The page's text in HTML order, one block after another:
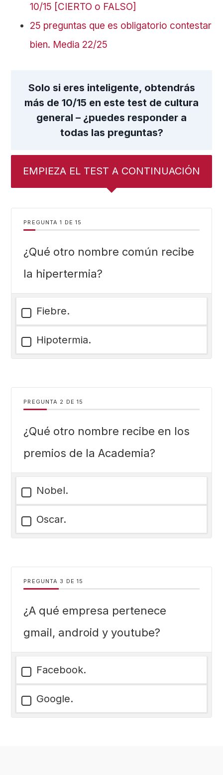
10/15 [CIERTO o FALSO]
25 preguntas que es obligatorio contestar
bien. Media 22/25
Solo si eres inteligente, obtendrás
más de 10/15 en este test de cultura
general – ¿puedes responder a
todas las preguntas?
EMPIEZA EL TEST A CONTINUACIÓN
PREGUNTA DE 15
¿Qué otro nombre común recibe
la hipertermia?
Fiebre.
Hipotermia.
PREGUNTA DE 15
¿Qué otro nombre recibe en los
premios de la Academia?
Nobel.
Oscar.
PREGUNTA DE 15
¿A qué empresa pertenece
gmail, android y youtube?
Facebook.
Google.